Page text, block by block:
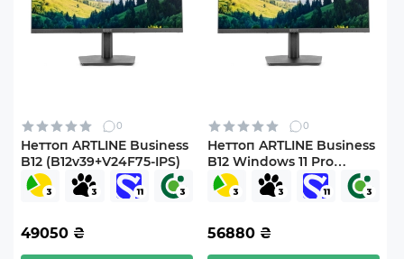
0
Неттоп ARTLINE Business
B12 (B12v39+V24F75-IPS)
49050 ₴
0
Неттоп ARTLINE Business
B12 Windows 11 Pro
(B12v39Win+V24F75-IPS)
56880 ₴